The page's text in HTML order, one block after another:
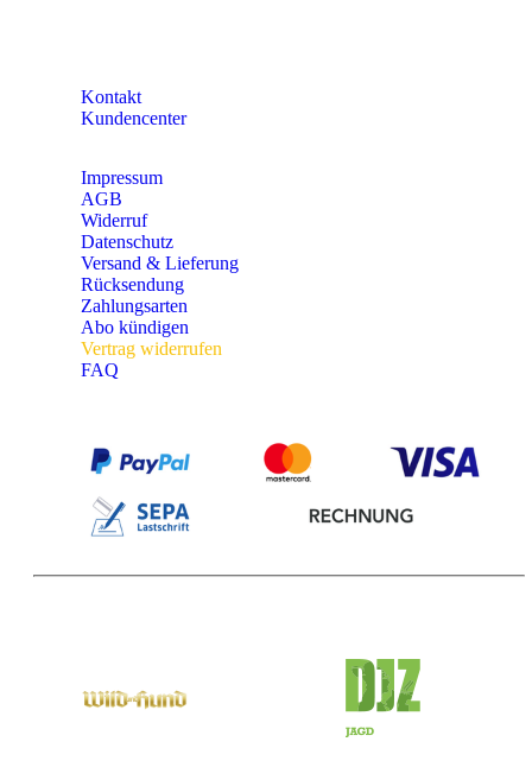
Kontakt
Kundencenter
Impressum
AGB
Widerruf
Datenschutz
Versand & Lieferung
Rücksendung
Zahlungsarten
Abo kündigen
Vertrag widerrufen
FAQ